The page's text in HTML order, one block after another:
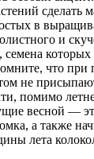
в
и
семена
что при
не
помимо
весной —
а также
лета